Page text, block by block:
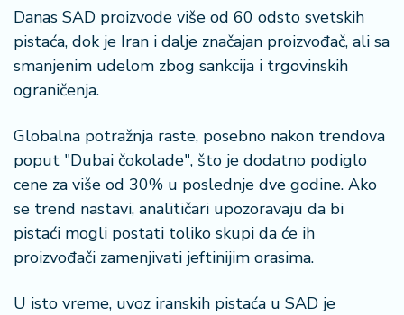
Danas SAD proizvode više od 60 odsto svetskih
pistaća, dok je Iran i dalje značajan proizvođač, ali sa
smanjenim udelom zbog sankcija i trgovinskih
ograničenja.
Globalna potražnja raste, posebno nakon trendova
poput "Dubai čokolade", što je dodatno podiglo
cene za više od 30% u poslednje dve godine. Ako
se trend nastavi, analitičari upozoravaju da bi
pistaći mogli postati toliko skupi da će ih
proizvođači zamenjivati jeftinijim orasima.
U isto vreme, uvoz iranskih pistaća u SAD je